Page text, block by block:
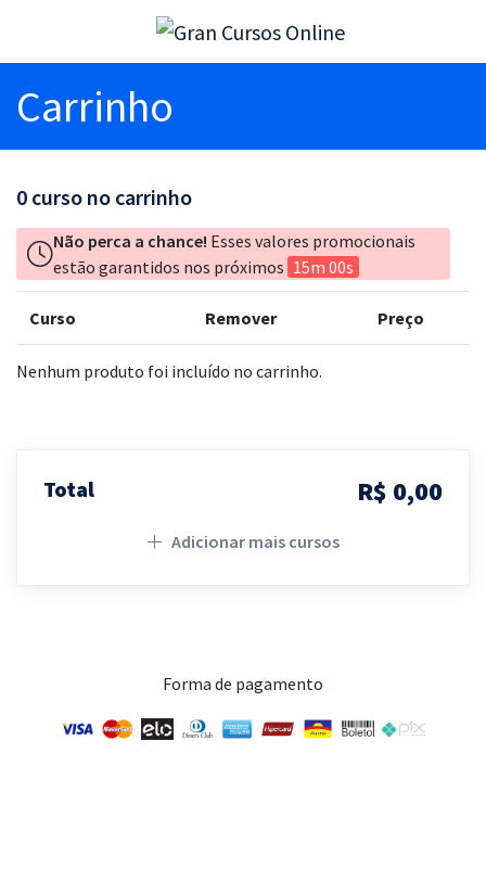
Carrinho
0 curso no carrinho
Não perca a chance! Esses valores promocionais
estão garantidos nos próximos 15m 00s
Curso Remover Preço
Nenhum produto foi incluído no carrinho.
Total R$ 0,00
Adicionar mais cursos
Forma de pagamento